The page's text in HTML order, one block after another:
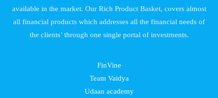
available in the market. Our Rich Product Basket, covers almost
all financial products which addresses all the financial needs of
the clients’ through one single portal of investments.
FinVine
Team Vaidya
Udaan academy